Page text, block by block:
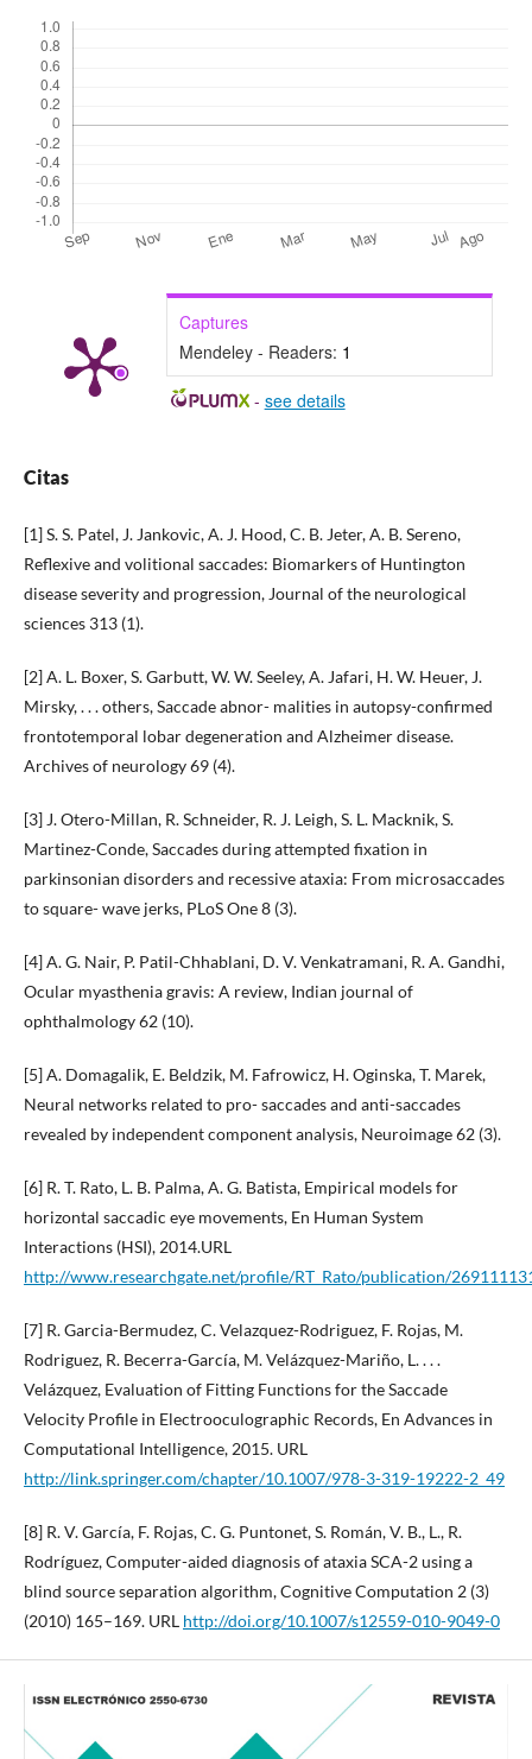
Captures
Mendeley - Readers: 1
- see details
Citas
[1] S. S. Patel, J. Jankovic, A. J. Hood, C. B. Jeter, A. B. Sereno,
Reflexive and volitional saccades: Biomarkers of Huntington
disease severity and progression, Journal of the neurological
sciences 313 (1).
[2] A. L. Boxer, S. Garbutt, W. W. Seeley, A. Jafari, H. W. Heuer, J.
Mirsky, . . . others, Saccade abnor- malities in autopsy-confirmed
frontotemporal lobar degeneration and Alzheimer disease.
Archives of neurology 69 (4).
[3] J. Otero-Millan, R. Schneider, R. J. Leigh, S. L. Macknik, S.
Martinez-Conde, Saccades during attempted fixation in
parkinsonian disorders and recessive ataxia: From microsaccades
to square- wave jerks, PLoS One 8 (3).
[4] A. G. Nair, P. Patil-Chhablani, D. V. Venkatramani, R. A. Gandhi,
Ocular myasthenia gravis: A review, Indian journal of
ophthalmology 62 (10).
[5] A. Domagalik, E. Beldzik, M. Fafrowicz, H. Oginska, T. Marek,
Neural networks related to pro- saccades and anti-saccades
revealed by independent component analysis, Neuroimage 62 (3).
[6] R. T. Rato, L. B. Palma, A. G. Batista, Empirical models for
horizontal saccadic eye movements, En Human System
Interactions (HSI), 2014.URL
http://www.researchgate.net/profile/RT_Rato/publication/
[7] R. Garcia-Bermudez, C. Velazquez-Rodriguez, F. Rojas, M.
Rodriguez, R. Becerra-García, M. Velázquez-Mariño, L. . . .
Velázquez, Evaluation of Fitting Functions for the Saccade
Velocity Profile in Electrooculographic Records, En Advances in
Computational Intelligence, 2015. URL
http://link.springer.com/chapter/10.1007/978-3-319-19222-2_49
[8] R. V. García, F. Rojas, C. G. Puntonet, S. Román, V. B., L., R.
Rodríguez, Computer-aided diagnosis of ataxia SCA-2 using a
blind source separation algorithm, Cognitive Computation 2 (3)
(2010) 165–169. URL http://doi.org/10.1007/s12559-010-9049-0